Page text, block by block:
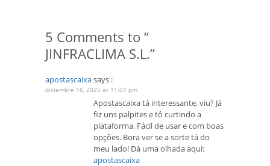
5 Comments to “
JINFRACLIMA S.L.”
apostascaixasays :
diciembre 16, 2025 at 11:07 pm
Apostascaixa tá interessante, viu? Já
fiz uns palpites e tô curtindo a
plataforma. Fácil de usar e com boas
opções. Bora ver se a sorte tá do
meu lado! Dá uma olhada aqui:
apostascaixa